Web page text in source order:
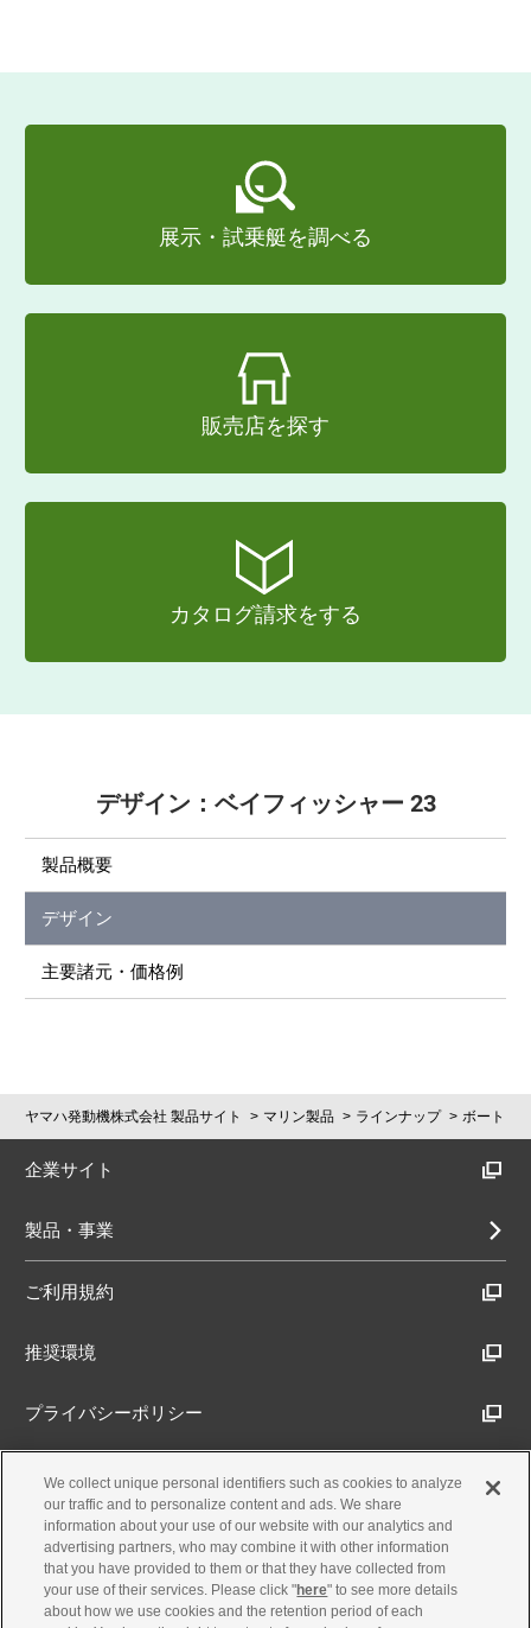
展示・試乗艇を調べる
販売店を探す
カタログ請求をする
デザイン：ベイフィッシャー 23
製品概要
デザイン
主要諸元・価格例
ヤマハ発動機株式会社 製品サイト マリン製品 ラインナップ ボート
企業サイト
製品・事業
ご利用規約
推奨環境
プライバシーポリシー
Cookieポリシー
アクセシビリティ方針
古物営業法に基づく表示
We collect unique personal identifiers such as cookies to analyze
our traffic and to personalize content and ads. We share
information about your use of our website with our analytics and
advertising partners, who may combine it with other information
that you have provided to them or that they have collected from
your use of their services. Please click "here" to see more details
about how we use cookies and the retention period of each